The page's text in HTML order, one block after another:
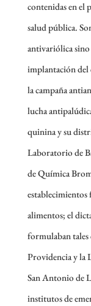
contenidas en el
salud pública.
antivariólica
implantación del
la campaña
lucha
quinina y su
Laboratorio de
de Química
establecimientos
alimentos; el
formulaban tales
Providencia y la
San Antonio de
institutos de